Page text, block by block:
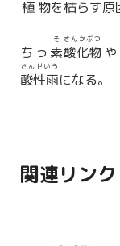
植物を枯らす原
ちっ 素
そ
酸化物
さんかぶつ
酸性雨
さんせいう
になる。
関連リンク